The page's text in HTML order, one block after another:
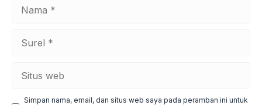
web
Simpan nama, email, dan situs web saya pada peramban ini untuk